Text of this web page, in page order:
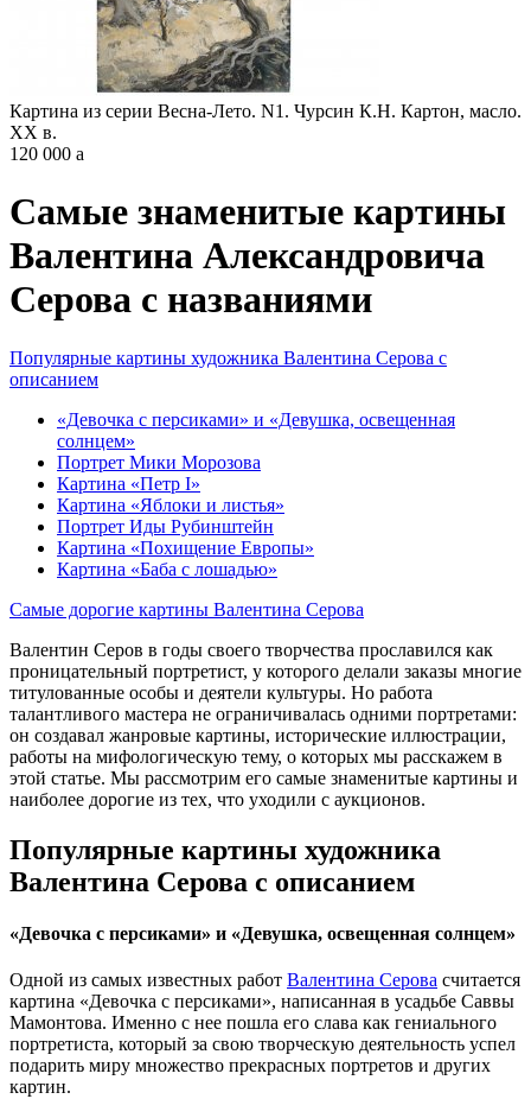
Картина из серии Весна-Лето. N1. Чурсин К.Н. Картон, масло.
XX в.
120 000 a
Самые знаменитые картины
Валентина Александровича
Серова с названиями
Популярные картины художника Валентина Серова с
описанием
«Девочка с персиками» и «Девушка, освещенная
солнцем»
Портрет Мики Морозова
Картина «Петр I»
Картина «Яблоки и листья»
Портрет Иды Рубинштейн
Картина «Похищение Европы»
Картина «Баба с лошадью»
Самые дорогие картины Валентина Серова
Валентин Серов в годы своего творчества прославился как
проницательный портретист, у которого делали заказы многие
титулованные особы и деятели культуры. Но работа
талантливого мастера не ограничивалась одними портретами:
он создавал жанровые картины, исторические иллюстрации,
работы на мифологическую тему, о которых мы расскажем в
этой статье. Мы рассмотрим его самые знаменитые картины и
наиболее дорогие из тех, что уходили с аукционов.
Популярные картины художника
Валентина Серова с описанием
«Девочка с персиками» и «Девушка, освещенная солнцем»
Одной из самых известных работ Валентина Серова считается
картина «Девочка с персиками», написанная в усадьбе Саввы
Мамонтова. Именно с нее пошла его слава как гениального
портретиста, который за свою творческую деятельность успел
подарить миру множество прекрасных портретов и других
картин.